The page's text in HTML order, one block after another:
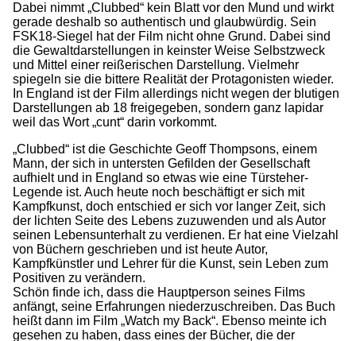
Dabei nimmt „Clubbed“ kein Blatt vor den Mund und wirkt
gerade deshalb so authentisch und glaubwürdig. Sein
FSK18-Siegel hat der Film nicht ohne Grund. Dabei sind
die Gewaltdarstellungen in keinster Weise Selbstzweck
und Mittel einer reißerischen Darstellung. Vielmehr
spiegeln sie die bittere Realität der Protagonisten wieder.
In England ist der Film allerdings nicht wegen der blutigen
Darstellungen ab 18 freigegeben, sondern ganz lapidar
weil das Wort „cunt“ darin vorkommt.
„Clubbed“ ist die Geschichte Geoff Thompsons, einem
Mann, der sich in untersten Gefilden der Gesellschaft
aufhielt und in England so etwas wie eine Türsteher-
Legende ist. Auch heute noch beschäftigt er sich mit
Kampfkunst, doch entschied er sich vor langer Zeit, sich
der lichten Seite des Lebens zuzuwenden und als Autor
seinen Lebensunterhalt zu verdienen. Er hat eine Vielzahl
von Büchern geschrieben und ist heute Autor,
Kampfkünstler und Lehrer für die Kunst, sein Leben zum
Positiven zu verändern.
Schön finde ich, dass die Hauptperson seines Films
anfängt, seine Erfahrungen niederzuschreiben. Das Buch
heißt dann im Film „Watch my Back“. Ebenso meinte ich
gesehen zu haben, dass eines der Bücher, die der